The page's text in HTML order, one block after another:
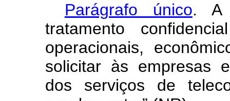
Parágrafo único. A
tratamento
operacionais,
solicitar às empresas
dos serviços de